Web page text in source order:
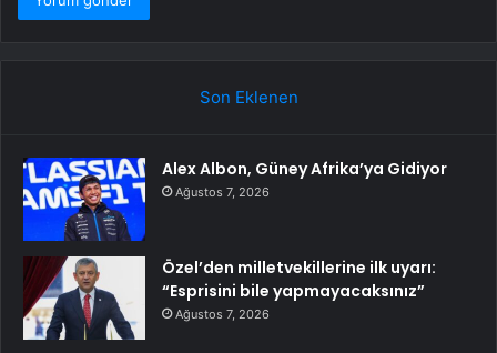
Son Eklenen
Alex Albon, Güney Afrika’ya Gidiyor
Ağustos 7, 2026
Özel’den milletvekillerine ilk uyarı:
“Esprisini bile yapmayacaksınız”
Ağustos 7, 2026